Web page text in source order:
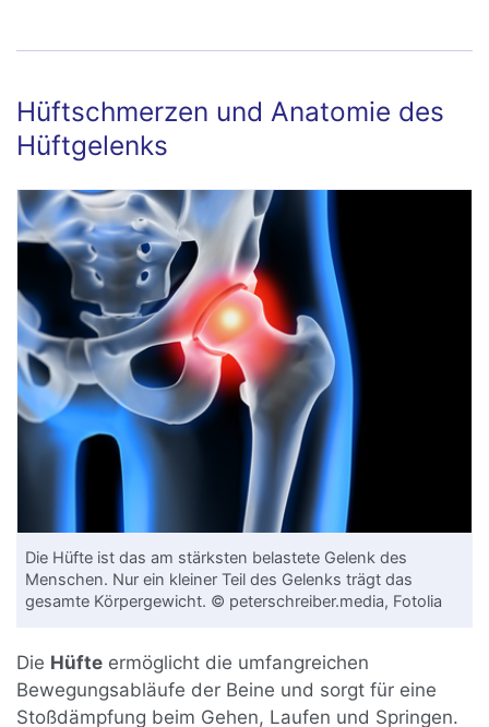
Hüftschmerzen und Anatomie des
Hüftgelenks
Die Hüfte ist das am stärksten belastete Gelenk des
Menschen. Nur ein kleiner Teil des Gelenks trägt das
gesamte Körpergewicht. © peterschreiber.media, Fotolia
Die Hüfte ermöglicht die umfangreichen
Bewegungsabläufe der Beine und sorgt für eine
Stoßdämpfung beim Gehen, Laufen und Springen.